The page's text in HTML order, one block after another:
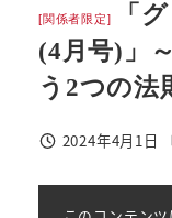
[関係者限定]
「
(4月号)」
う2つの法
投稿日
2024年4月1日